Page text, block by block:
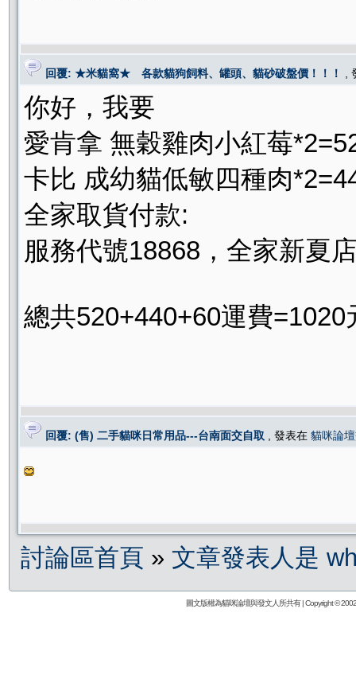
回覆: ★米貓窩★ 各款貓狗飼料、罐頭、貓砂破盤價！！！ ,
你好，我要
愛肯拿 無穀雞肉小紅莓
卡比 成幼貓低敏四種肉
全家取貨付款:
服務代號18868，全家新夏
總共520+440+60運費=1020
回覆: (售) 二手貓咪日常用品---台南面交自取 , 發表在 貓咪論
討論區首頁 » 文章發表人是
圖文版權為貓咪論壇與發文人所共有 | Copyright ©